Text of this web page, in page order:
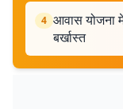
4 आवास योजना
बर्खास्त